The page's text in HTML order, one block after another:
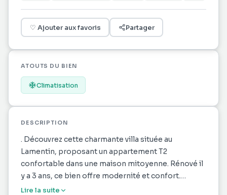
♡ Ajouter aux favoris Partager
ATOUTS DU BIEN
Climatisation
DESCRIPTION
. Découvrez cette charmante villa située au
Lamentin, proposant un appartement T2
confortable dans une maison mitoyenne. Rénové il
y a 3 ans, ce bien offre modernité et confort.
Bénéficiant d'une climatisation et d'une exposition
Lire la suite